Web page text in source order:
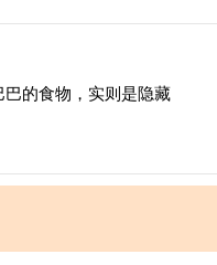
的食物，实则是隐藏